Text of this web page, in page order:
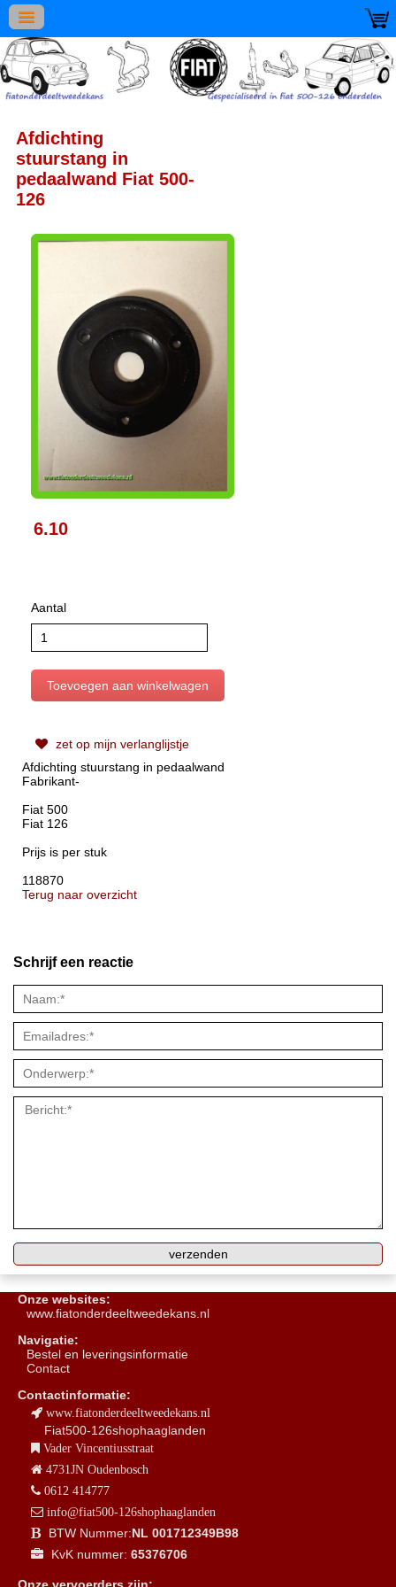
Afdichting
stuurstang in
pedaalwand Fiat 500-
126
6.10
Aantal
zet op mijn verlanglijstje
Afdichting stuurstang in pedaalwand
Fabrikant-
Fiat 500
Fiat 126
Prijs is per stuk
118870
Terug naar overzicht
Schrijf een reactie
Onze websites:
www.fiatonderdeeltweedekans.nl
Navigatie:
Bestel en leveringsinformatie
Contact
Contactinformatie:
www.fiatonderdeeltweedekans.nl
Fiat500-126shophaaglanden
Vader Vincentiusstraat
4731JN Oudenbosch
0612 414777
info@fiat500-126shophaaglanden
BTW Nummer:NL 001712349B98
KvK nummer: 65376706